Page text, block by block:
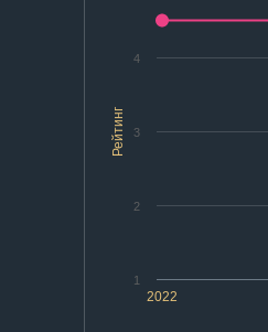
Рейтинг
2022
1
2
3
4